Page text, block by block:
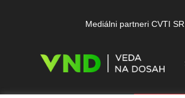
Mediálni partneri CVTI SR